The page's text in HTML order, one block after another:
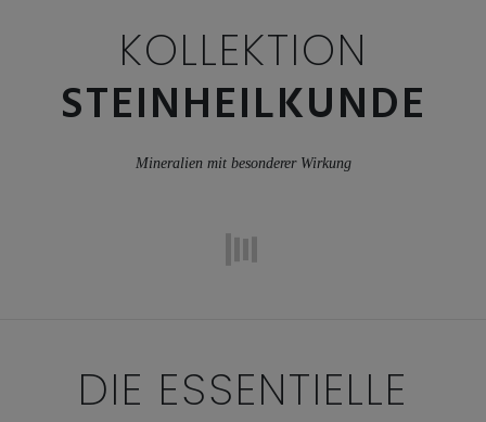
KOLLEKTION
STEINHEILKUNDE
Mineralien mit besonderer Wirkung
DIE ESSENTIELLE